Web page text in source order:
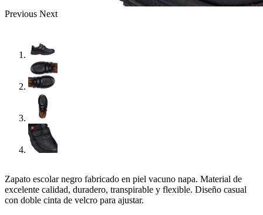
Previous Next
Zapato escolar negro fabricado en piel vacuno napa. Material de
excelente calidad, duradero, transpirable y flexible. Diseño casual
con doble cinta de velcro para ajustar.